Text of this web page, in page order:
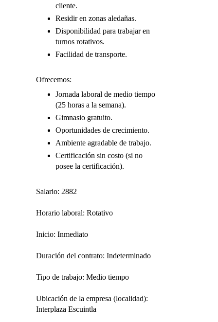
cliente.
Residir en zonas aledañas.
Disponibilidad para trabajar en
turnos rotativos.
Facilidad de transporte.
Ofrecemos:
Jornada laboral de medio tiempo
(25 horas a la semana).
Gimnasio gratuito.
Oportunidades de crecimiento.
Ambiente agradable de trabajo.
Certificación sin costo (si no
posee la certificación).
Salario: 2882
Horario laboral: Rotativo
Inicio: Inmediato
Duración del contrato: Indeterminado
Tipo de trabajo: Medio tiempo
Ubicación de la empresa (localidad):
Interplaza Escuintla